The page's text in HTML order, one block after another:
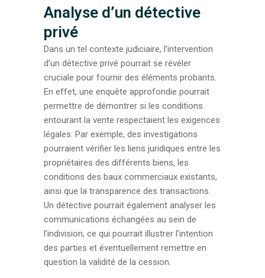
Analyse d’un détective
privé
Dans un tel contexte judiciaire, l’intervention
d’un détective privé pourrait se révéler
cruciale pour fournir des éléments probants.
En effet, une enquête approfondie pourrait
permettre de démontrer si les conditions
entourant la vente respectaient les exigences
légales. Par exemple, des investigations
pourraient vérifier les liens juridiques entre les
propriétaires des différents biens, les
conditions des baux commerciaux existants,
ainsi que la transparence des transactions.
Un détective pourrait également analyser les
communications échangées au sein de
l’indivision, ce qui pourrait illustrer l’intention
des parties et éventuellement remettre en
question la validité de la cession.